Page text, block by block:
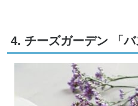
4. チーズガーデン 「バ